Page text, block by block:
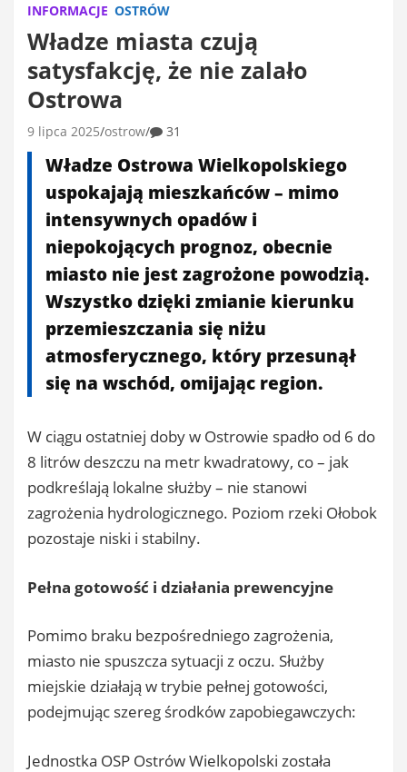
INFORMACJE OSTRÓW
Władze miasta czują
satysfakcję, że nie zalało
Ostrowa
9 lipca 2025 ostrow 31
Władze Ostrowa Wielkopolskiego
uspokajają mieszkańców – mimo
intensywnych opadów i
niepokojących prognoz, obecnie
miasto nie jest zagrożone powodzią.
Wszystko dzięki zmianie kierunku
przemieszczania się niżu
atmosferycznego, który przesunął
się na wschód, omijając region.
W ciągu ostatniej doby w Ostrowie spadło od 6 do
8 litrów deszczu na metr kwadratowy, co – jak
podkreślają lokalne służby – nie stanowi
zagrożenia hydrologicznego. Poziom rzeki Ołobok
pozostaje niski i stabilny.
Pełna gotowość i działania prewencyjne
Pomimo braku bezpośredniego zagrożenia,
miasto nie spuszcza sytuacji z oczu. Służby
miejskie działają w trybie pełnej gotowości,
podejmując szereg środków zapobiegawczych:
Jednostka OSP Ostrów Wielkopolski została